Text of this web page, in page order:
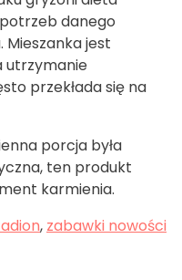
danego
Mieszanka jest
utrzymanie
przekłada się na
porcja była
ten produkt
karmienia.
, zabawki nowości